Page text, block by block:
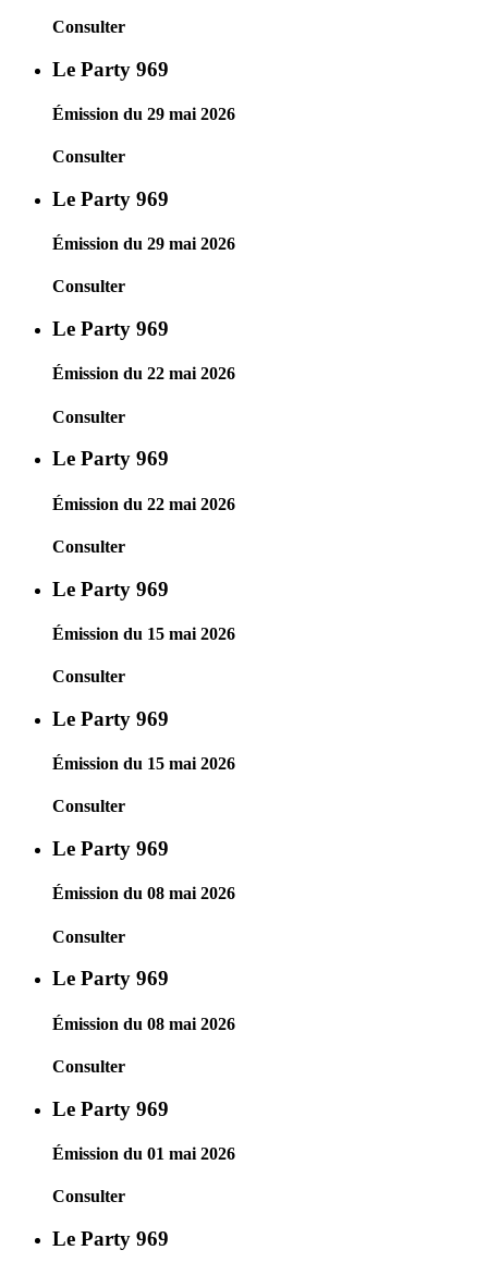
Consulter
Le Party 969
Émission du 29 mai 2026
Consulter
Le Party 969
Émission du 29 mai 2026
Consulter
Le Party 969
Émission du 22 mai 2026
Consulter
Le Party 969
Émission du 22 mai 2026
Consulter
Le Party 969
Émission du 15 mai 2026
Consulter
Le Party 969
Émission du 15 mai 2026
Consulter
Le Party 969
Émission du 08 mai 2026
Consulter
Le Party 969
Émission du 08 mai 2026
Consulter
Le Party 969
Émission du 01 mai 2026
Consulter
Le Party 969